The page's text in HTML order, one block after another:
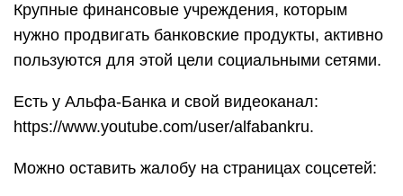
Крупные финансовые учреждения, которым
нужно продвигать банковские продукты, активно
пользуются для этой цели социальными сетями.
Есть у Альфа-Банка и свой видеоканал:
https://www.youtube.com/user/alfabankru.
Можно оставить жалобу на страницах соцсетей: